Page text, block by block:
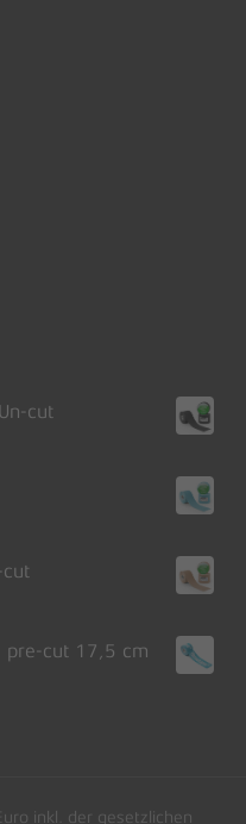
cut
cut
pre-cut 17,5 cm
inkl. der gesetzlichen